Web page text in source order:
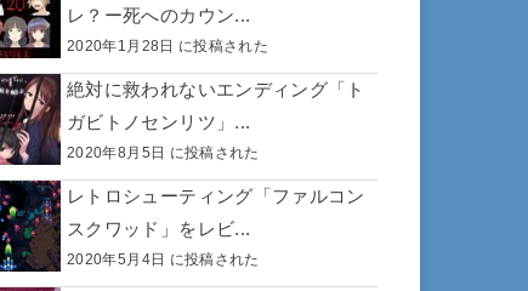
レ？ー死へのカウン...
2020年1月28日 に投稿された
絶対に救われないエンディング「ト
ガビトノセンリツ」...
2020年8月5日 に投稿された
レトロシューティング「ファルコン
スクワッド」をレビ...
2020年5月4日 に投稿された